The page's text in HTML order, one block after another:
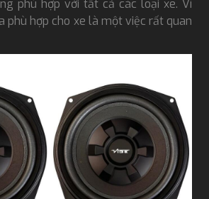
phù hợp với tất cả các loại xe. Vì
phù hợp cho xe là một việc rất quan